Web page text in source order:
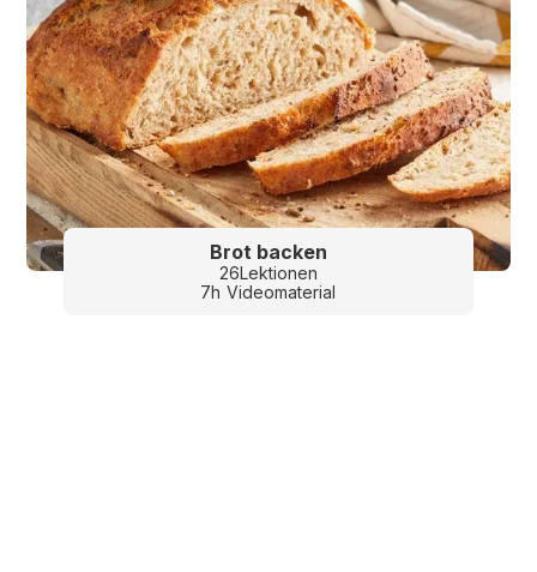
Brot backen
26Lektionen
7h Videomaterial